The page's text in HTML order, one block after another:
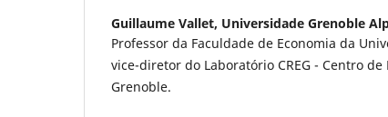
Guillaume Vallet, Universidade Grenoble
Professor da Faculdade de Economia da
vice-diretor do Laboratório CREG - Centro
Grenoble.